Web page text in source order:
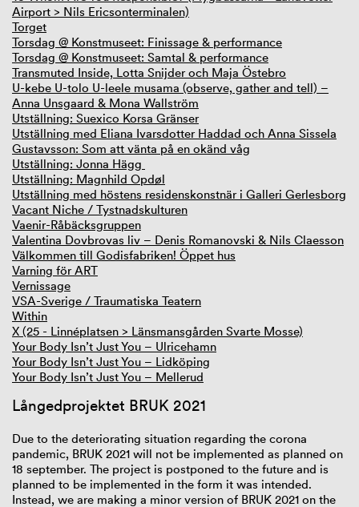
Airport > Nils Ericsonterminalen)
Torget
Torsdag @ Konstmuseet: Finissage & performance
Torsdag @ Konstmuseet: Samtal & performance
Transmuted Inside, Lotta Snijder och Maja Östebro
U-kebe U-tolo U-leele musama (observe, gather and tell) –
Anna Unsgaard & Mona Wallström
Utställning: Suexico Korsa Gränser
Utställning med Eliana Ivarsdotter Haddad och Anna Sissela
Gustavsson: Som att vänta på en okänd våg
Utställning: Jonna Hägg
Utställning: Magnhild Opdøl
Utställning med höstens residenskonstnär i Galleri Gerlesborg
Vacant Niche / Tystnadskulturen
Vaenir-Råbäcksgruppen
Valentina Dovbrovas liv – Denis Romanovski & Nils Claesson
Välkommen till Godisfabriken! Öppet hus
Varning för ART
Vernissage
VSA-Sverige / Traumatiska Teatern
Within
X (25 - Linnéplatsen > Länsmansgården Svarte Mosse)
Your Body Isn’t Just You – Ulricehamn
Your Body Isn’t Just You – Lidköping
Your Body Isn’t Just You – Mellerud
Långedprojektet BRUK 2021
Due to the deteriorating situation regarding the corona
pandemic, BRUK 2021 will not be implemented as planned on
18 september. The project is postponed to the future and is
planned to be implemented in the form it was intended.
Instead, we are making a minor version of BRUK 2021 on the